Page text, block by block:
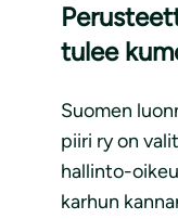
tulee
Suomen
piiri ry on
hallinto-
karhun